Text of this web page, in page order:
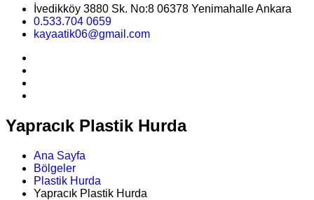
İvedikköy 3880 Sk. No:8 06378 Yenimahalle Ankara
0.533.704 0659
kayaatik06@gmail.com
Yapracık Plastik Hurda
Ana Sayfa
Bölgeler
Plastik Hurda
Yapracık Plastik Hurda